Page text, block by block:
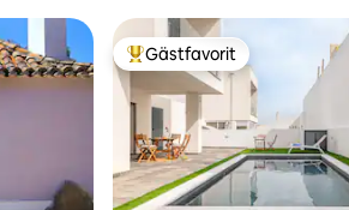
Populär gästfavorit
Gästfavorit